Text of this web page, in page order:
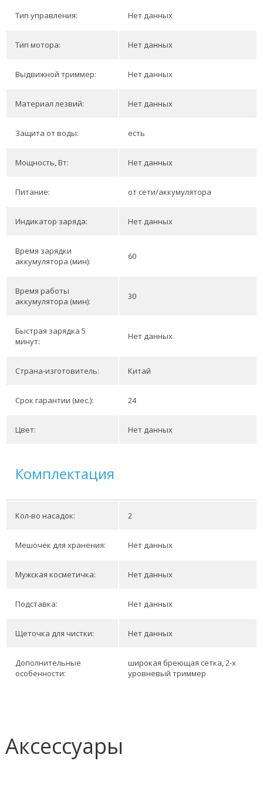
Тип управления: Нет данных
Тип мотора: Нет данных
Выдвижной триммер: Нет данных
Материал лезвий: Нет данных
Защита от воды: есть
Мощность, Вт: Нет данных
Питание: от сети/аккумулятора
Индикатор заряда: Нет данных
Время зарядки
аккумулятора (мин):
60
Время работы
аккумулятора (мин):
30
Быстрая зарядка 5
минут:
Нет данных
Страна-изготовитель: Китай
Срок гарантии (мес.): 24
Цвет: Нет данных
Комплектация
Кол-во насадок: 2
Мешочек для хранения: Нет данных
Мужская косметичка: Нет данных
Подставка: Нет данных
Щеточка для чистки: Нет данных
Дополнительные
особенности:
широкая бреющая сетка, 2-х
уровневый триммер
Аксессуары